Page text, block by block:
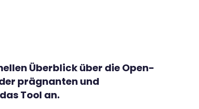
Überblick über die Open-
prägnanten und
Tool an.